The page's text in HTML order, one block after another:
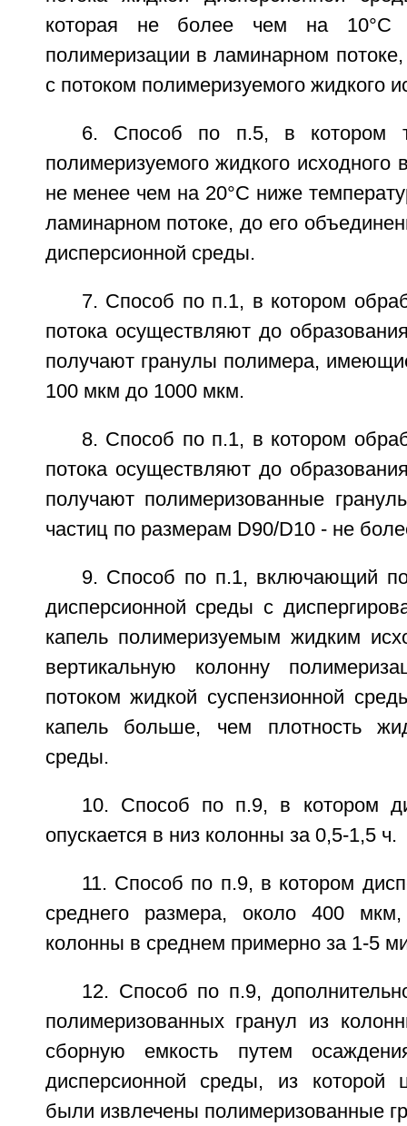
которая не более чем на 10°С
полимеризации в ламинарном
с потоком полимеризуемого жидкого
6. Способ по п.5, в котором
полимеризуемого жидкого исходного
не менее чем на 20°С ниже
ламинарном потоке, до его
дисперсионной среды.
7. Способ по п.1, в котором
потока осуществляют до
получают гранулы полимера,
100 мкм до 1000 мкм.
8. Способ по п.1, в котором
потока осуществляют до
получают полимеризованные
частиц по размерам D90/D10 - не
9. Способ по п.1, включающий
дисперсионной среды с
капель полимеризуемым жидким
вертикальную колонну
потоком жидкой суспензионной
капель больше, чем плотность
среды.
10. Способ по п.9, в котором
опускается в низ колонны за 0,5-1,5 ч.
11. Способ по п.9, в котором
среднего размера, около 400
колонны в среднем примерно за 1-5
12. Способ по п.9,
полимеризованных гранул из
сборную емкость путем
дисперсионной среды, из которой
были извлечены полимеризованные